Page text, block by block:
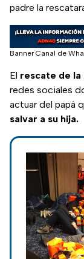
padre la
Banner Canal de
El rescate de la
redes sociales
actuar del papá
salvar a su hija.